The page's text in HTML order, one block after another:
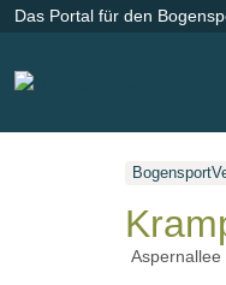
Das Portal für den
Aspernallee